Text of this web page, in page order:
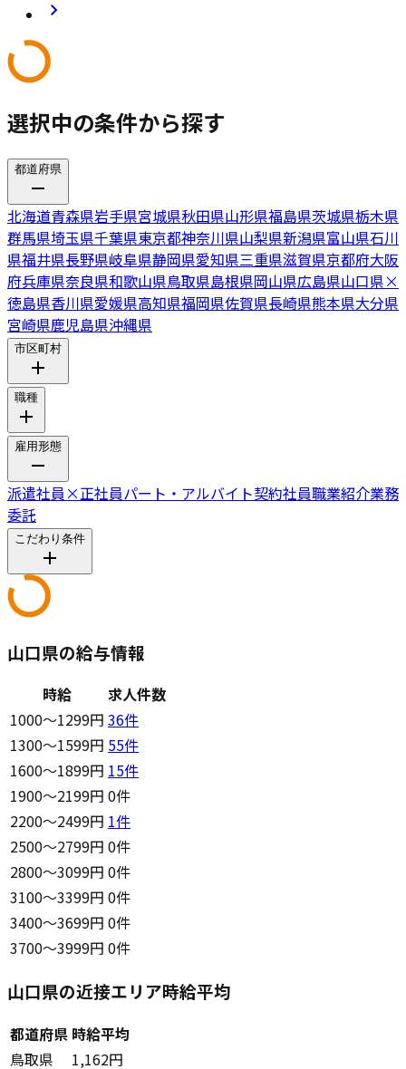
選択中の条件から探す
都道府県
北海道青森県岩手県宮城県秋田県山形県福島県茨城県栃木県
群馬県埼玉県千葉県東京都神奈川県山梨県新潟県富山県石川
県福井県長野県岐阜県静岡県愛知県三重県滋賀県京都府大阪
府兵庫県奈良県和歌山県鳥取県島根県岡山県広島県山口県×
徳島県香川県愛媛県高知県福岡県佐賀県長崎県熊本県大分県
宮崎県鹿児島県沖縄県
市区町村
職種
雇用形態
派遣社員 ×正社員パート・アルバイト契約社員職業紹介業務
委託
こだわり条件
山口県の給与情報
時給
求人件数
1000〜1299円 36件
1300〜1599円 55件
1600〜1899円 15件
1900〜2199円 0件
2200〜2499円 1件
2500〜2799円 0件
2800〜3099円 0件
3100〜3399円 0件
3400〜3699円 0件
3700〜3999円 0件
山口県の近接エリア時給平均
都道府県 時給平均
鳥取県
1,162円